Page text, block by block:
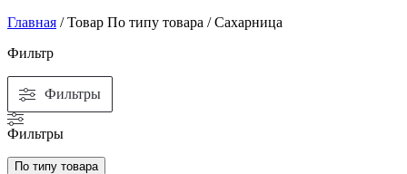
Главная / Товар По типу товара / Сахарница
Фильтр
Фильтры
Фильтры
По типу товара